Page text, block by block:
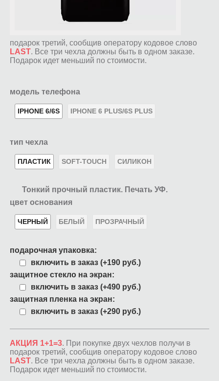
подарок третий, сообщив оператору кодовое слово
LAST. Все три чехла должны быть в одном заказе.
Подарок идет меньший по стоимости.
модель телефона
IPHONE 6/6S IPHONE 6 PLUS/6S PLUS
тип чехла
ПЛАСТИК SOFT-TOUCH СИЛИКОН
Тонкий прочный пластик. Печать УФ.
цвет основания
ЧЕРНЫЙ БЕЛЫЙ ПРОЗРАЧНЫЙ
подарочная упаковка:
включить в заказ (+190 руб.)
защитное стекло на экран:
включить в заказ (+490 руб.)
защитная пленка на экран:
включить в заказ (+290 руб.)
АКЦИЯ 1+1=3. При покупке двух чехлов получи в
подарок третий, сообщив оператору кодовое слово
LAST. Все три чехла должны быть в одном заказе.
Подарок идет меньший по стоимости.